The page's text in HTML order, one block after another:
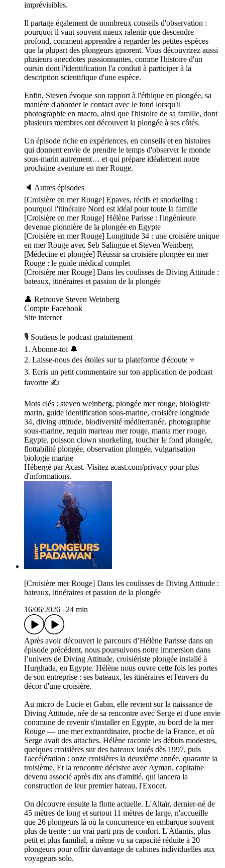
imprévisibles.
Il partage également de nombreux conseils d'observation :
pourquoi il vaut souvent mieux ralentir que descendre
profond, comment apprendre à regarder les petites espèces
que la plupart des plongeurs ignorent. Vous découvrirez aussi
plusieurs anecdotes passionnantes, comme l'histoire d'un
oursin dont l'identification l'a conduit à participer à la
description scientifique d'une espèce.
Enfin, Steven évoque son rapport à l'éthique en plongée, sa
manière d'aborder le contact avec le fond lorsqu'il
photographie en macro, ainsi que l'histoire de sa famille, dont
plusieurs membres ont découvert la plongée à ses côtés.
Un épisode riche en expériences, en conseils et en histoires
qui donnent envie de prendre le temps d'observer le monde
sous-marin autrement… et qui prépare idéalement notre
prochaine aventure en mer Rouge.
🔈 Autres épisodes
[Croisière en mer Rouge] Epaves, récifs et snorkeling :
pourquoi l'itinéraire Nord est idéal pour toute la famille
[Croisière en mer Rouge] Hélène Parisse : l'ingénieure
devenue pionnière de la plongée en Egypte
[Croisière en mer Rouge] Longitude 34 : une croisière unique
en mer Rouge avec Seb Salingue et Steven Weinberg
[Médecine et plongée] Réussir sa croisière plongée en mer
Rouge : le guide médical complet
[Croisière mer Rouge] Dans les coulisses de Diving Attitude :
bateaux, itinéraires et passion de la plongée
👤 Retrouve Steven Weinberg
Compte Facebook
Site internet
🎙 Soutiens le podcast gratuitement
1. Abonne-toi 🔔
2. Laisse-nous des étoiles sur ta plateforme d'écoute ⭐
3. Ecris un petit commentaire sur ton application de podcast
favorite ✍️
Mots clés : steven weinberg, plongée mer rouge, biologiste
marin, guide identification sous-marine, croisière longitude
34, diving attitude, biodiversité méditerranée, photographie
sous-marine, requin marteau mer rouge, manta mer rouge,
Egypte, poisson clown snorkeling, toucher le fond plongée,
flottabilité plongée, observation plongée, vulgarisation
biologie marine
Hébergé par Acast. Visitez acast.com/privacy pour plus
d'informations.
[Croisière mer Rouge] Dans les coulisses de Diving Attitude :
bateaux, itinéraires et passion de la plongée
16/06/2026
24 min
Après avoir découvert le parcours d’Hélène Parisse dans un
épisode précédent, nous poursuivons notre immersion dans
l’univers de Diving Attitude, croisiériste plongée installé à
Hurghada, en Egypte. Hélène nous ouvre cette fois les portes
de son entreprise : ses bateaux, les itinéraires et l'envers du
décor d'une croisière.
Au micro de Lucie et Gabin, elle revient sur la naissance de
Diving Attitude, née de sa rencontre avec Serge et d'une envie
commune de revenir s'installer en Egypte, au bord de la mer
Rouge — une mer extraordinaire, proche de la France, et où
Serge avait des attaches. Hélène raconte les débuts modestes,
quelques croisières sur des bateaux loués dès 1997, puis
l'accélération : onze croisières la deuxième année, quarante la
troisième. Et la rencontre décisive avec Ayman, capitaine
devenu associé après dix ans d'amitié, qui lancera la
construction de leur premier bateau, l'Exocet.
On découvre ensuite la flotte actuelle. L'Altaïr, dernier-né de
45 mètres de long et surtout 11 mètres de large, n'accueille
que 26 plongeurs là où la concurrence en embarque souvent
plus de trente : un vrai parti pris de confort. L'Atlantis, plus
petit et plus familial, a même vu sa capacité réduite à 20
plongeurs pour offrir davantage de cabines individuelles aux
voyageurs solo.